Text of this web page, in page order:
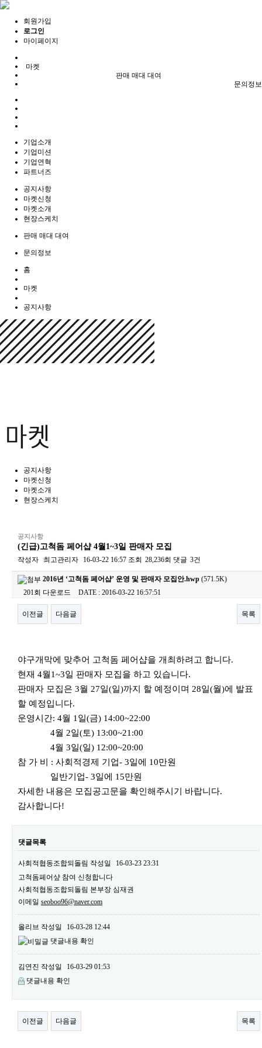
회원가입
로그인
마이페이지
마켓
판매 매대 대여
문의정보
기업소개
기업미션
기업연혁
파트너즈
공지사항
마켓신청
마켓소개
현장스케치
판매 매대 대여
문의정보
홈
마켓
공지사항
공지사항
마켓신청
마켓소개
현장스케치
공지사항
(긴급)고척돔 페어샵 4월1~3일 판매자 모집
작성자 최고관리자 16-03-22 16:57 조회 28,236회 댓글 3건
2016년 ‘고척돔 페어샵’ 운영 및 판매자 모집안.hwp (571.5K)
201회 다운로드
DATE : 2016-03-22 16:57:51
이전글 다음글 목록
야구개막에 맞추어 고척돔 페어샵을 개최하려고 합니다.
현재 4월1~3일 판매자 모집을 하고 있습니다.
판매자 모집은 3월 27일(일)까지 할 예정이며 28일(월)에 발표
할 예정입니다.
운영시간: 4월 1일(금) 14:00~22:00
4월 2일(토) 13:00~21:00
4월 3일(일) 12:00~20:00
참 가 비 : 사회적경제 기업- 3일에 10만원
일반기업- 3일에 15만원
자세한 내용은 모집공고문을 확인해주시기 바랍니다.
감사합니다!
댓글목록
사회적협동조합되돌림 작성일
16-03-23 23:31
고척돔페어샾 참여 신청합니다
사회적협동조합되돌림 본부장 심재권
이메일 seoboo96@naver.com
올리브 작성일
16-03-28 12:44
댓글내용 확인
김연진 작성일
16-03-29 01:53
댓글내용 확인
이전글 다음글 목록